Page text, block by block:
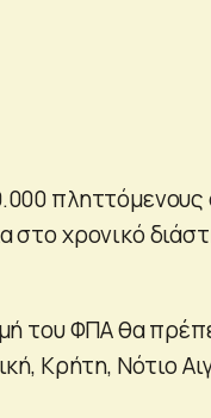
πληττόμενους
στο χρονικό
του ΦΠΑ θα
Κρήτη, Νότιο